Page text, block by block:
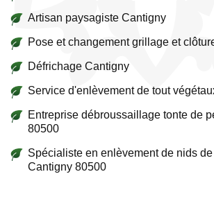
Artisan paysagiste Cantigny
Pose et changement grillage et
Défrichage Cantigny
Service d'enlèvement de tout
Entreprise débroussaillage tonte de
80500
Spécialiste en enlèvement de nids
Cantigny 80500